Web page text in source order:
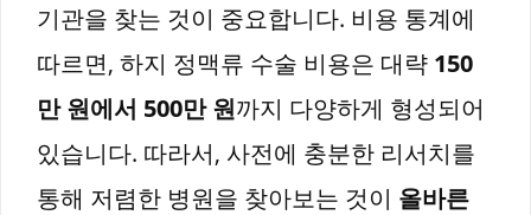
기관을 찾는 것이 중요합니다. 비용 통계에
따르면, 하지 정맥류 수술 비용은 대략 150
만 원에서 500만 원까지 다양하게 형성되어
있습니다. 따라서, 사전에 충분한 리서치를
통해 저렴한 병원을 찾아보는 것이 올바른